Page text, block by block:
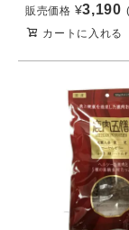
販売価格 ¥3,190
カートに入れる